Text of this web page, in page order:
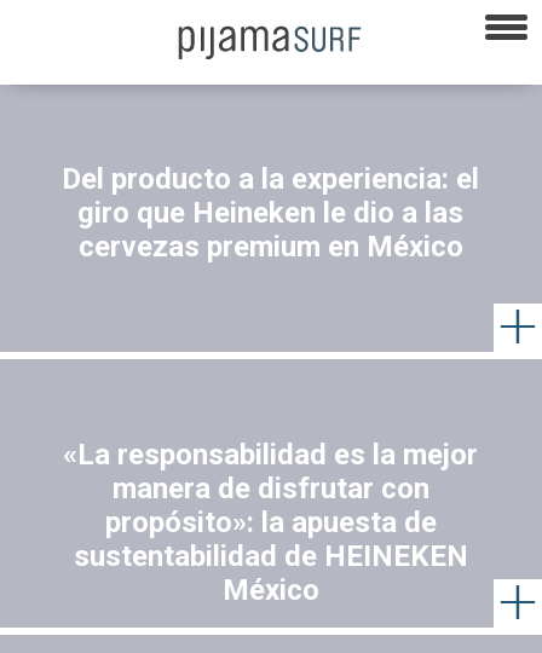
Del producto a la experiencia: el
giro que Heineken le dio a las
cervezas premium en México
«La responsabilidad es la mejor
manera de disfrutar con
propósito»: la apuesta de
sustentabilidad de HEINEKEN
México